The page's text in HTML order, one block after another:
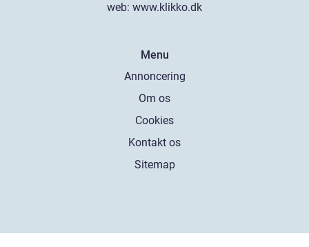
web: www.klikko.dk
Menu
Annoncering
Om os
Cookies
Kontakt os
Sitemap